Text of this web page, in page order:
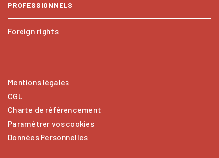
PROFESSIONNELS
Foreign rights
Mentions légales
CGU
Charte de référencement
Paramétrer vos cookies
Données Personnelles